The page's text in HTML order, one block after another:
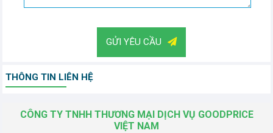
GỬI YÊU CẦU
THÔNG TIN LIÊN HỆ
CÔNG TY TNHH THƯƠNG MẠI DỊCH VỤ GOODPRICE
VIỆT NAM